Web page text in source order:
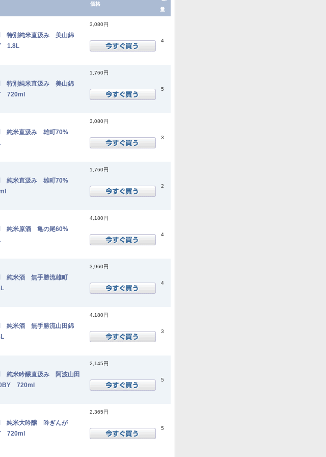
価格
量.
特別純米直汲み 美山錦
1.8L
3,080円
4
特別純米直汲み 美山錦
720ml
1,760円
5
純米直汲み 雄町70%
3,080円
3
純米直汲み 雄町70%
1,760円
2
純米原酒 亀の尾60%
4,180円
4
純米酒 無手勝流雄町
3,960円
4
純米酒 無手勝流山田錦
4,180円
3
純米吟醸直汲み 阿波山田
720ml
2,145円
5
純米大吟醸 吟ぎんが
720ml
2,365円
5